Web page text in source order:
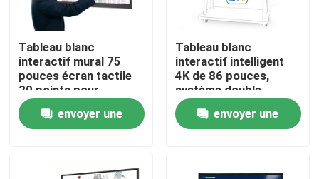
Aperçu
Produits
Vidéos
Tableau blanc
interactif mural 75
pouces écran tactile
20 points pour
l'éducation
envoyer une
Tableau blanc
interactif intelligent
4K de 86 pouces,
système double
Android Windows,
écran tactile 20
points, haut-parleur
envoyer une